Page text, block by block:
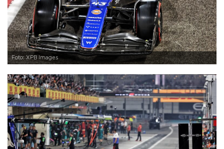
Foto: XPB Images